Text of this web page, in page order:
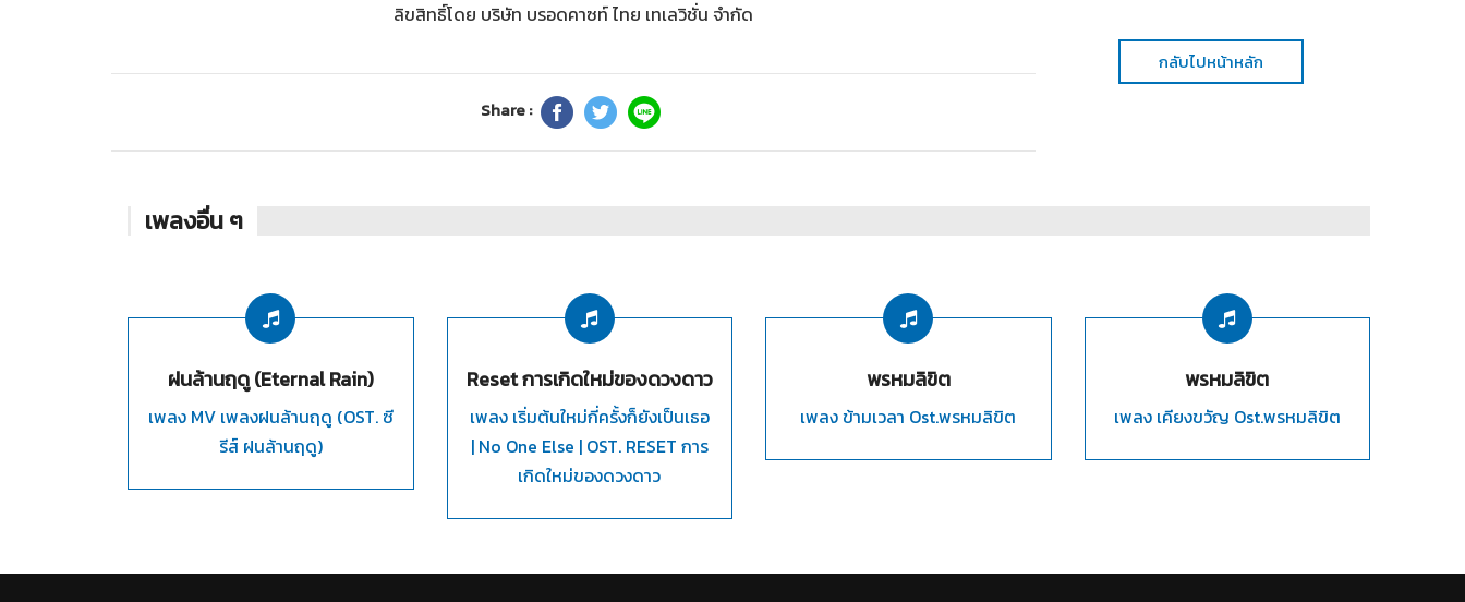
ลิขสิทธิ์โดย บริษัท บรอดคาซท์ ไทย เทเลวิชั่น จำกัด
Share :
เพลงอื่น ๆ
ฝนล้านฤดู (Eternal Rain)
เพลง MV เพลงฝนล้านฤดู (OST. ซี
รีส์ ฝนล้านฤดู)
Reset การเกิดใหม่ของดวงดาว
เพลง เริ่มต้นใหม่กี่ครั้งก็ยังเป็นเธอ
| No One Else | OST. RESET การ
เกิดใหม่ของดวงดาว
พรหมลิขิต
เพลง ข้ามเวลา Ost.พรหมลิขิต
พรหมลิขิต
เพลง เคียงขวัญ Ost.พรหมลิขิต
กลับไปหน้าหลัก